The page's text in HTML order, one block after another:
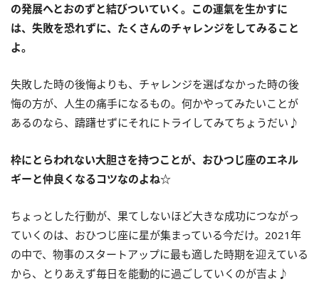
の発展へとおのずと結びついていく。この運氣を生かすに
は、失敗を恐れずに、たくさんのチャレンジをしてみること
よ。
失敗した時の後悔よりも、チャレンジを選ばなかった時の後
悔の方が、人生の痛手になるもの。何かやってみたいことが
あるのなら、躊躇せずにそれにトライしてみてちょうだい♪
枠にとらわれない大胆さを持つことが、おひつじ座のエネル
ギーと仲良くなるコツなのよね☆
ちょっとした行動が、果てしないほど大きな成功につながっ
ていくのは、おひつじ座に星が集まっている今だけ。 2021年
の中で、物事のスタートアップに最も適した時期を迎えている
から、とりあえず毎日を能動的に過ごしていくのが吉よ♪